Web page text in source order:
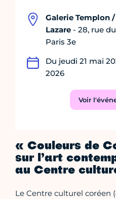
Galerie Templon
Lazare - 28, rue
Paris 3e
Du jeudi 21 mai
2026
Voir
« Couleurs de
sur l’art
au Centre
Le Centre culturel coréen